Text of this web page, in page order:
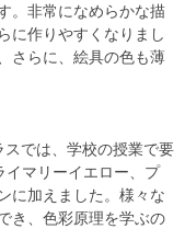
。非常になめらかな描
に作りやすくなりまし
さらに、絵具の色も薄
では、学校の授業で要
マリーイエロー、プ
に加えました。様々な
き、色彩原理を学ぶの